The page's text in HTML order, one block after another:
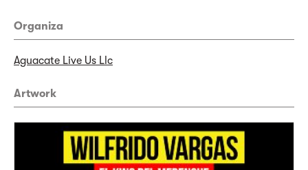
Organiza
Aguacate Live Us Llc
Artwork